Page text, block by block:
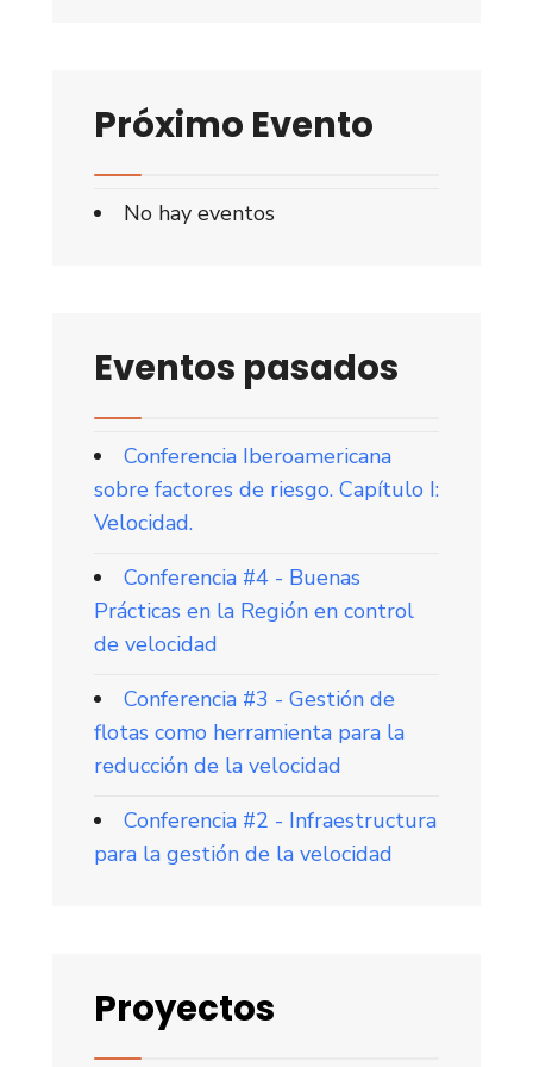
Próximo Evento
No hay eventos
Eventos pasados
Conferencia Iberoamericana
sobre factores de riesgo. Capítulo I:
Velocidad.
Conferencia #4 - Buenas
Prácticas en la Región en control
de velocidad
Conferencia #3 - Gestión de
flotas como herramienta para la
reducción de la velocidad
Conferencia #2 - Infraestructura
para la gestión de la velocidad
Proyectos